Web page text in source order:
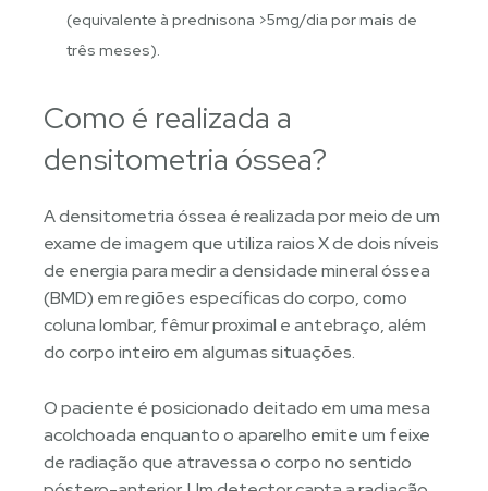
(equivalente à prednisona >5mg/dia por mais de
três meses).
Como é realizada a
densitometria óssea?
A densitometria óssea é realizada por meio de um
exame de imagem que utiliza raios X de dois níveis
de energia para medir a densidade mineral óssea
(BMD) em regiões específicas do corpo, como
coluna lombar, fêmur proximal e antebraço, além
do corpo inteiro em algumas situações.
O paciente é posicionado deitado em uma mesa
acolchoada enquanto o aparelho emite um feixe
de radiação que atravessa o corpo no sentido